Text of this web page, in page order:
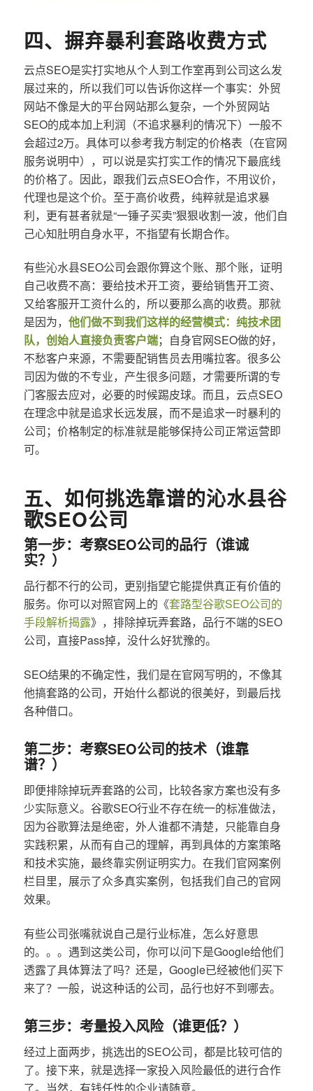
四、摒弃暴利套路收费方式
云点SEO是实打实地从个人到工作室再到公司这么发
展过来的，所以我们可以告诉你这样一个事实：外贸
网站不像是大的平台网站那么复杂，一个外贸网站
SEO的成本加上利润（不追求暴利的情况下）一般不
会超过2万。具体可以参考我方制定的价格表（在官网
服务说明中），可以说是实打实工作的情况下最底线
的价格了。因此，跟我们云点SEO合作，不用议价，
代理也是这个价。至于高价收费，纯粹就是追求暴
利，更有甚者就是“一锤子买卖”狠狠收割一波，他们自
己心知肚明自身水平，不指望有长期合作。
有些沁水县SEO公司会跟你算这个账、那个账，证明
自己收费不高：要给技术开工资，要给销售开工资、
又给客服开工资什么的，所以要那么高的收费。那就
是因为， 他们做不到我们这样的经营模式：纯技术团
队，创始人直接负责客户端；自身官网SEO做的好，
不愁客户来源，不需要配销售员去用嘴拉客。很多公
司因为做的不专业，产生很多问题，才需要所谓的专
门客服去应对，必要的时候踢皮球。而且，云点SEO
在理念中就是追求长远发展，而不是追求一时暴利的
公司；价格制定的标准就是能够保持公司正常运营即
可。
五、如何挑选靠谱的沁水县谷
歌SEO公司
第一步：考察SEO公司的品行（谁诚
实？）
品行都不行的公司，更别指望它能提供真正有价值的
服务。你可以对照官网上的《套路型谷歌SEO公司的
手段解析揭露》，排除掉玩弄套路，品行不端的SEO
公司，直接Pass掉，没什么好犹豫的。
SEO结果的不确定性，我们是在官网写明的，不像其
他搞套路的公司，开始什么都说的很美好，到最后找
各种借口。
第二步：考察SEO公司的技术（谁靠
谱？）
即便排除掉玩弄套路的公司，比较各家方案也没有多
少实际意义。谷歌SEO行业不存在统一的标准做法，
因为谷歌算法是绝密，外人谁都不清楚，只能靠自身
实践积累，从而有自己的理解，再到具体的方案策略
和技术实施，最终靠实例证明实力。在我们官网案例
栏目里，展示了众多真实案例，包括我们自己的官网
效果。
有些公司张嘴就说自己是行业标准，怎么好意思
的。。。遇到这类公司，你可以问下是Google给他们
透露了具体算法了吗？还是，Google已经被他们买下
来了？一般，说这种话的公司，品行也好不到哪去。
第三步：考量投入风险（谁更低？）
经过上面两步，挑选出的SEO公司，都是比较可信的
了。接下来，就是选择一家投入风险最低的进行合作